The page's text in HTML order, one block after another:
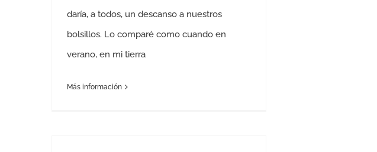
daría, a todos, un descanso a nuestros
bolsillos. Lo comparé como cuando en
verano, en mi tierra
Más información